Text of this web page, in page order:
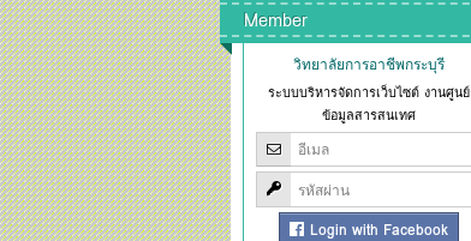
Member
วิทยาลัยการอาชีพกระบุรี
ระบบบริหารจัดการเว็บไซต์ งานศูนย์
ข้อมูลสารสนเทศ
Login with Facebook